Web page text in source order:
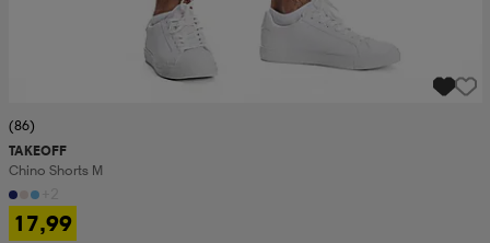
(86)
TAKEOFF
Chino Shorts M
17,99